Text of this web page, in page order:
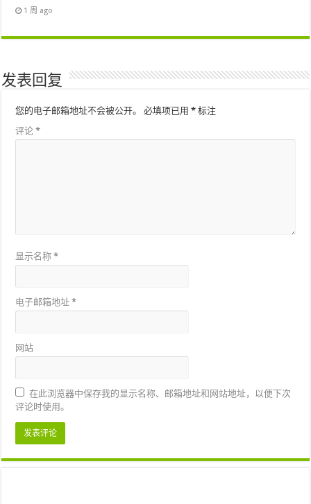
1 周 ago
发表回复
您的电子邮箱地址不会被公开。 必填项已用* 标注
评论*
显示名称*
电子邮箱地址*
网站
在此浏览器中保存我的显示名称、邮箱地址和网站地址，以便下次
评论时使用。